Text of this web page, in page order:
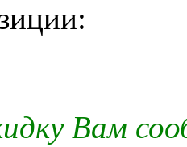
Вам